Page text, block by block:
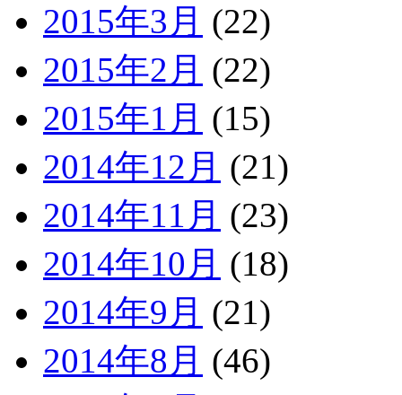
2015年3月 (22)
2015年2月 (22)
2015年1月 (15)
2014年12月 (21)
2014年11月 (23)
2014年10月 (18)
2014年9月 (21)
2014年8月 (46)